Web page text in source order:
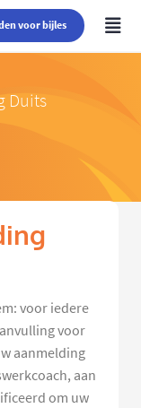
voor bijles
Duits
voor iedere
voor
aanmelding
aan
om uw